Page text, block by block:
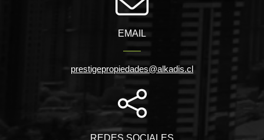
EMAIL
prestigepropiedades@alkadis.cl